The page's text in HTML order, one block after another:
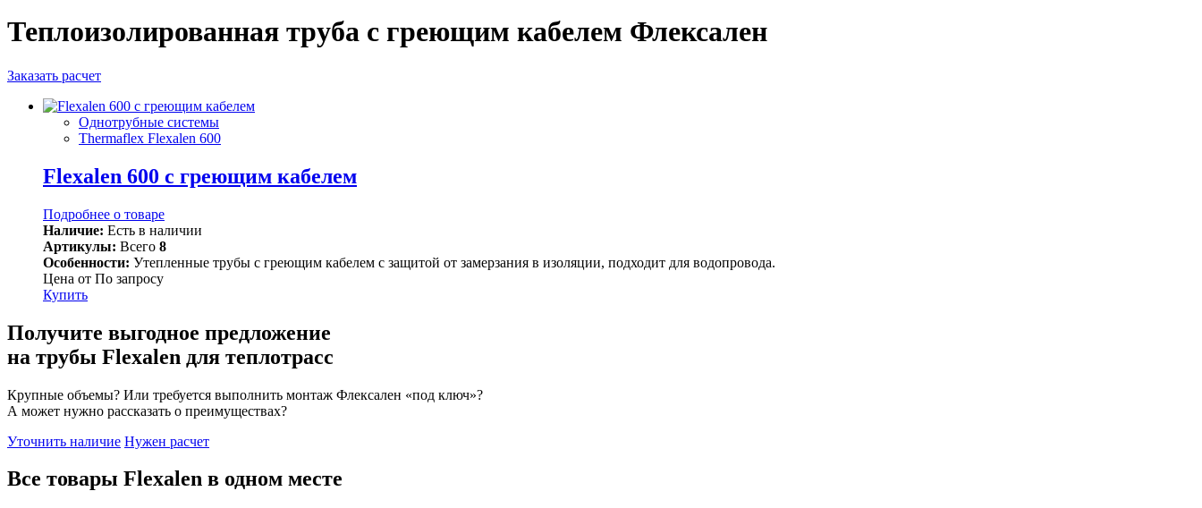
Теплоизолированная труба с греющим кабелем Флексален
Заказать расчет
Однотрубные системы
Thermaflex Flexalen 600
Flexalen 600 с греющим кабелем
Подробнее о товаре
Наличие: Есть в наличии
Артикулы: Всего 8
Особенности: Утепленные трубы с греющим кабелем с защитой от замерзания в изоляции, подходит для водопровода.
Цена от По запросу
Купить
Получите выгодное предложение
на трубы Flexalen для теплотрасс
Крупные объемы? Или требуется выполнить монтаж Флексален «под ключ»?
А может нужно рассказать о преимуществах?
Уточнить наличие Нужен расчет
Все товары Flexalen в одном месте